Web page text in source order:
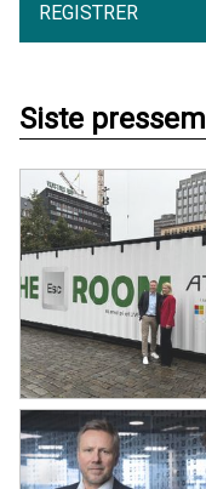
REGISTRER
Siste